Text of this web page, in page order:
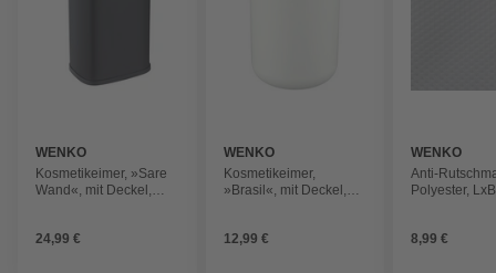
WENKO
Kosmetikeimer, »Sare
Wand«, mit Deckel,
24,99 €
WENKO
Kosmetikeimer,
»Brasil«, mit Deckel,
12,99 €
WENKO
Anti-
Polyester,
8,99 €